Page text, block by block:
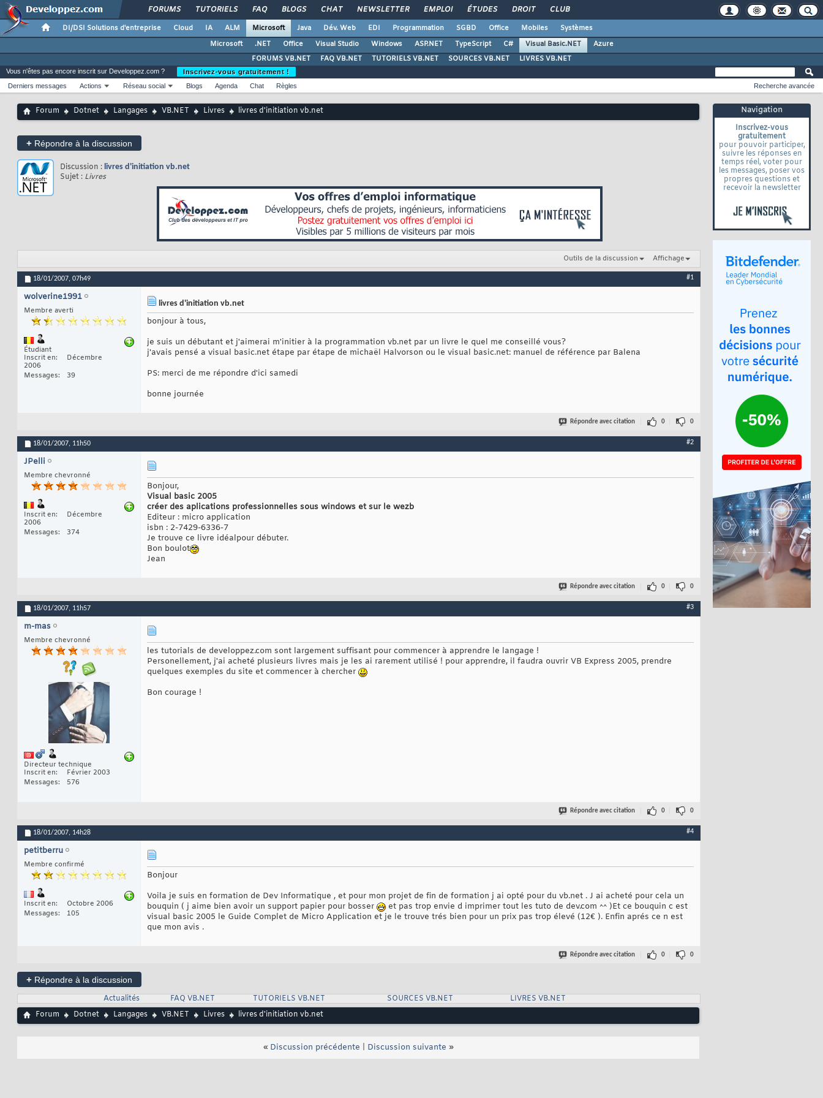
FORUMS TUTORIELS FAQ BLOGS CHAT NEWSLETTER EMPLOI ÉTUDES DROIT CLUB
DI/DSI Solutions d'entreprise Cloud IA ALM Microsoft Java Dév. Web EDI Programmation SGBD Office Mobiles
Systèmes
Microsoft
.NET Office Visual Studio Windows ASP.NET TypeScript C# Visual Basic.NET
Azure
FORUMS VB.NET
FAQ VB.NET TUTORIELS VB.NET SOURCES VB.NET LIVRES VB.NET
Navigation
Inscrivez-vous
gratuitement
pour pouvoir participer,
suivre les réponses en
temps réel, voter pour
les messages, poser vos
propres questions et
recevoir la newsletter
Vous n'êtes pas encore inscrit sur Developpez.com ?
Inscrivez-vous gratuitement !
Derniers messages
Actions Réseau social Blogs Agenda Chat Règles Recherche avancée
Forum Dotnet Langages VB.NET Livres livres d'initiation vb.net
+ Répondre à la discussion
Discussion : livres d'initiation vb.net
Sujet : Livres
Outils de la discussion Affichage
18/01/2007, 07h49 #1
wolverine1991
Membre averti
Étudiant
Inscrit en
Décembre
2006
Messages
39
livres d'initiation vb.net
bonjour à tous,
je suis un débutant et j'aimerai m'initier à la programmation vb.net par un livre le quel me conseillé vous?
j'avais pensé a visual basic.net étape par étape de michaël Halvorson ou le visual basic.net: manuel de référence par Balena
PS: merci de me répondre d'ici samedi
bonne journée
Répondre avec citation 0 0
18/01/2007, 11h50 #2
JPelli
Membre chevronné
Inscrit en
Décembre
2006
Messages
374
Bonjour,
Visual basic 2005
créer des aplications professionnelles sous windows et sur le wezb
Editeur : micro application
isbn : 2-7429-6336-7
Je trouve ce livre idéalpour débuter.
Bon boulot
Jean
Répondre avec citation 0 0
18/01/2007, 11h57 #3
m-mas
Membre chevronné
Directeur technique
Inscrit en
Février 2003
Messages
576
les tutorials de developpez.com sont largement suffisant pour commencer à apprendre le langage !
Personellement, j'ai acheté plusieurs livres mais je les ai rarement utilisé ! pour apprendre, il faudra ouvrir VB Express 2005, prendre
quelques exemples du site et commencer à chercher
Bon courage !
Répondre avec citation 0 0
18/01/2007, 14h28 #4
petitberru
Membre confirmé
Inscrit en
Octobre 2006
Messages
105
Bonjour
Voila je suis en formation de Dev Informatique , et pour mon projet de fin de formation j ai opté pour du vb.net . J ai acheté pour cela un
bouquin ( j aime bien avoir un support papier pour bosser
et pas trop envie d imprimer tout les tuto de dev.com ^^ )Et ce bouquin c est
visual basic 2005 le Guide Complet de Micro Application et je le trouve trés bien pour un prix pas trop élevé (12€ ). Enfin aprés ce n est
que mon avis .
Répondre avec citation 0 0
+ Répondre à la discussion
Actualités
FAQ VB.NET TUTORIELS VB.NET SOURCES VB.NET
LIVRES VB.NET
Forum
Dotnet Langages VB.NET Livres livres d'initiation vb.net
« Discussion précédente Discussion suivante »